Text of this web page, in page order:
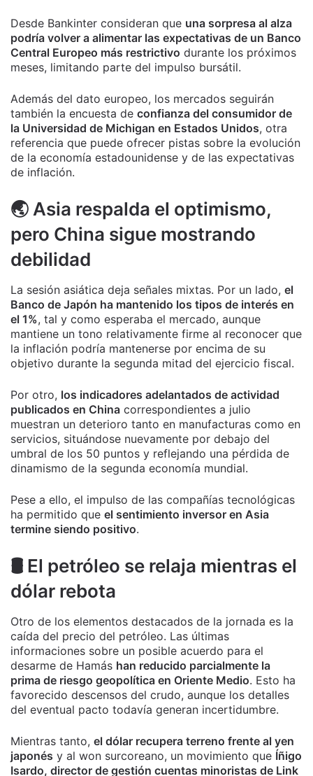
Desde Bankinter consideran que una sorpresa al alza
podría volver a alimentar las expectativas de un Banco
Central Europeo más restrictivo durante los próximos
meses, limitando parte del impulso bursátil.
Además del dato europeo, los mercados seguirán
también la encuesta de confianza del consumidor de
la Universidad de Michigan en Estados Unidos, otra
referencia que puede ofrecer pistas sobre la evolución
de la economía estadounidense y de las expectativas
de inflación.
🌏 Asia respalda el optimismo,
pero China sigue mostrando
debilidad
La sesión asiática deja señales mixtas. Por un lado, el
Banco de Japón ha mantenido los tipos de interés en
el 1%, tal y como esperaba el mercado, aunque
mantiene un tono relativamente firme al reconocer que
la inflación podría mantenerse por encima de su
objetivo durante la segunda mitad del ejercicio fiscal.
Por otro, los indicadores adelantados de actividad
publicados en China correspondientes a julio
muestran un deterioro tanto en manufacturas como en
servicios, situándose nuevamente por debajo del
umbral de los 50 puntos y reflejando una pérdida de
dinamismo de la segunda economía mundial.
Pese a ello, el impulso de las compañías tecnológicas
ha permitido que el sentimiento inversor en Asia
termine siendo positivo.
🛢️ El petróleo se relaja mientras el
dólar rebota
Otro de los elementos destacados de la jornada es la
caída del precio del petróleo. Las últimas
informaciones sobre un posible acuerdo para el
desarme de Hamás han reducido parcialmente la
prima de riesgo geopolítica en Oriente Medio. Esto ha
favorecido descensos del crudo, aunque los detalles
del eventual pacto todavía generan incertidumbre.
Mientras tanto, el dólar recupera terreno frente al yen
japonés y al won surcoreano, un movimiento que Íñigo
Isardo, director de gestión cuentas minoristas de Link